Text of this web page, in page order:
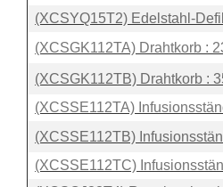
(XCSYQ15T2) Edelstahl-
(XCSGK112TA) Drahtkorb :
(XCSGK112TB) Drahtkorb :
(XCSSE112TA)
(XCSSE112TB)
(XCSSE112TC)